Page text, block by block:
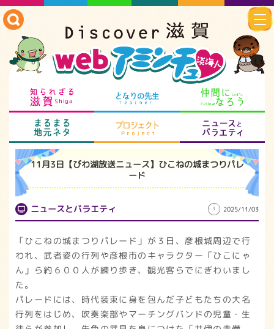
知られざる滋賀 となりの先生
まるまる地元ネタ プロジェクト
11月3日【びわ湖放送ニュース】ひこねの城まつりパレ
ード
ニュースとバラエティ 2025/11/03
「ひこねの城まつりパレード」が３日、彦根城周辺で行
われ、武者姿の行列や彦根市のキャラクター「ひこにゃ
ん」ら約６００人が練り歩き、観光客らでにぎわいまし
た。
パレードには、時代装束に身を包んだ子どもたちの大名
行列をはじめ、吹奏楽部やマーチングバンドの児童・生